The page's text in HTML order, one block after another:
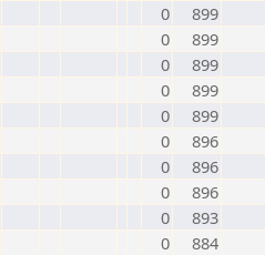
0
899
0
899
0
899
0
899
0
899
0
896
0
896
0
896
0
893
0
884